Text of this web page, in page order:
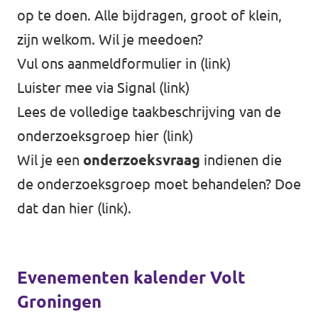
op te doen. Alle bijdragen, groot of klein,
zijn welkom. Wil je meedoen?
Vul ons aanmeldformulier in (link)
Luister mee via Signal (link)
Lees de volledige taakbeschrijving van de
onderzoeksgroep hier (link)
Wil je een onderzoeksvraag indienen die
de onderzoeksgroep moet behandelen? Doe
dat dan hier (link).
Evenementen kalender Volt
Groningen